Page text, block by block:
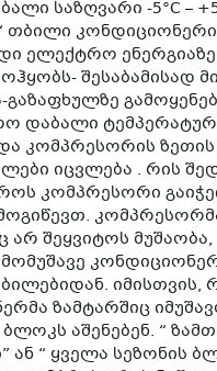
საზღვარი -5°С –
თბილი
ელექტრო ენერგიაზე
შესაბამისად
დაბალი
კომპრესორის ზეთის
იცვლება . რის
კომპრესორი
შეყვიტოს მუშაობა,
იმისთვის,
ზამტარშიც
აშენებენ. “
ან “ ყველა სეზონის